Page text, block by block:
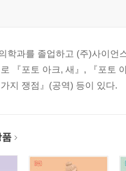
학과를 졸업하고 (주)사이언
『포토 아크, 새』, 『포토
지 쟁점』(공역) 등이 있다.
품